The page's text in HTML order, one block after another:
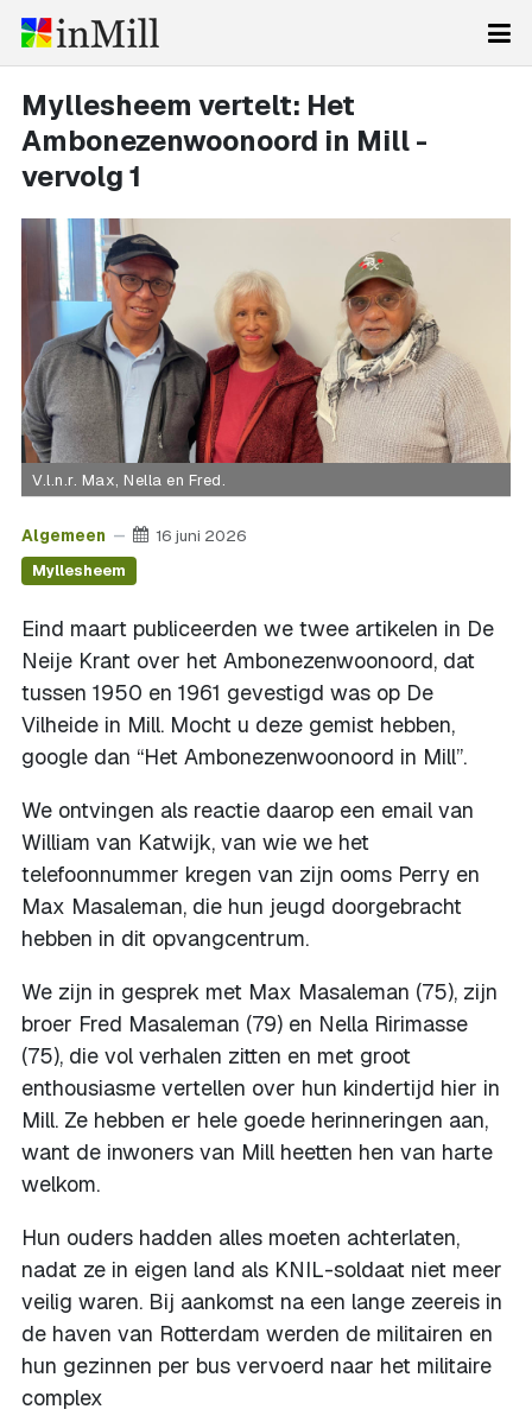
Myllesheem vertelt: Het
Ambonezenwoonoord in Mill -
vervolg 1
V.l.n.r. Max, Nella en Fred.
Algemeen 16 juni 2026
Myllesheem
Eind maart publiceerden we twee artikelen in De
Neije Krant over het Ambonezenwoonoord, dat
tussen 1950 en 1961 gevestigd was op De
Vilheide in Mill. Mocht u deze gemist hebben,
google dan “Het Ambonezenwoonoord in Mill”.
We ontvingen als reactie daarop een email van
William van Katwijk, van wie we het
telefoonnummer kregen van zijn ooms Perry en
Max Masaleman, die hun jeugd doorgebracht
hebben in dit opvangcentrum.
We zijn in gesprek met Max Masaleman (75), zijn
broer Fred Masaleman (79) en Nella Ririmasse
(75), die vol verhalen zitten en met groot
enthousiasme vertellen over hun kindertijd hier in
Mill. Ze hebben er hele goede herinneringen aan,
want de inwoners van Mill heetten hen van harte
welkom.
Hun ouders hadden alles moeten achterlaten,
nadat ze in eigen land als KNIL-soldaat niet meer
veilig waren. Bij aankomst na een lange zeereis in
de haven van Rotterdam werden de militairen en
hun gezinnen per bus vervoerd naar het militaire
complex